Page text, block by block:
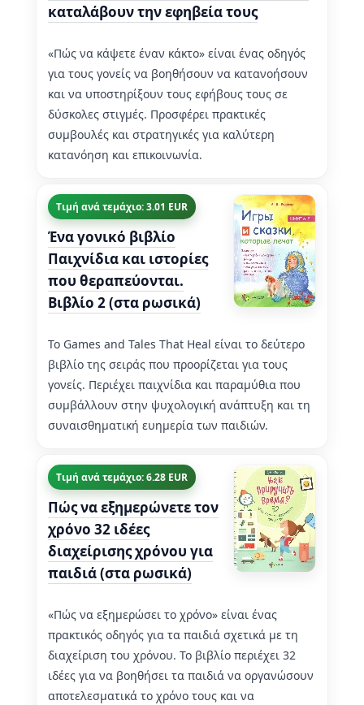
καταλάβουν την εφηβεία τους
«Πώς να κάψετε έναν κάκτο» είναι ένας οδηγός
για τους γονείς να βοηθήσουν να κατανοήσουν
και να υποστηρίξουν τους εφήβους τους σε
δύσκολες στιγμές. Προσφέρει πρακτικές
συμβουλές και στρατηγικές για καλύτερη
κατανόηση και επικοινωνία.
Τιμή ανά τεμάχιο: 3.01 EUR
Ένα γονικό βιβλίο
Παιχνίδια και ιστορίες
που θεραπεύονται.
Βιβλίο 2 (στα ρωσικά)
Το Games and Tales That Heal είναι το δεύτερο
βιβλίο της σειράς που προορίζεται για τους
γονείς. Περιέχει παιχνίδια και παραμύθια που
συμβάλλουν στην ψυχολογική ανάπτυξη και τη
συναισθηματική ευημερία των παιδιών.
Τιμή ανά τεμάχιο: 6.28 EUR
Πώς να εξημερώνετε τον
χρόνο 32 ιδέες
διαχείρισης χρόνου για
παιδιά (στα ρωσικά)
«Πώς να εξημερώσει το χρόνο» είναι ένας
πρακτικός οδηγός για τα παιδιά σχετικά με τη
διαχείριση του χρόνου. Το βιβλίο περιέχει 32
ιδέες για να βοηθήσει τα παιδιά να οργανώσουν
αποτελεσματικά το χρόνο τους και να